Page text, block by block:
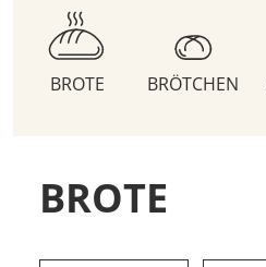
BROTE BRÖTCHEN
BROTE